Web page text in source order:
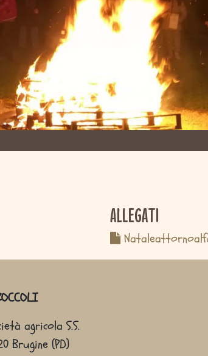
Allegati
agricola S.S.
Brugine (PD)